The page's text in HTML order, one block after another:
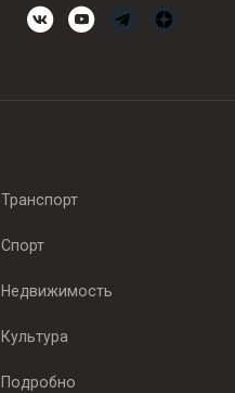
Транспорт
Спорт
Недвижимость
Культура
Подробно